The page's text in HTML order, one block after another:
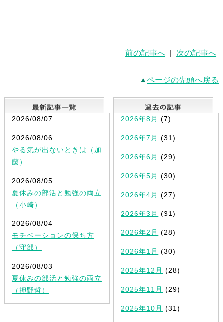
前の記事へ 次の記事へ
ページの先頭へ戻る
最新記事一覧
2026/08/07
2026/08/06
やる気が出ないときは（加
藤）
2026/08/05
夏休みの部活と勉強の両立
（小崎）
2026/08/04
モチベーションの保ち方
（守部）
2026/08/03
夏休みの部活と勉強の両立
（押野哲）
2026年8月 (7)
2026年7月 (31)
2026年6月 (29)
2026年5月 (30)
2026年4月 (27)
2026年3月 (31)
2026年2月 (28)
2026年1月 (30)
2025年12月 (28)
2025年11月 (29)
2025年10月 (31)